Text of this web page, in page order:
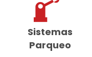
Sistemas
Parqueo